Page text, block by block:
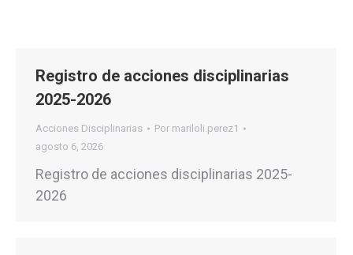
Registro de acciones disciplinarias
2025-2026
Acciones Disciplinarias Por mariloli.perez1
agosto 6, 2026
Registro de acciones disciplinarias 2025-
2026